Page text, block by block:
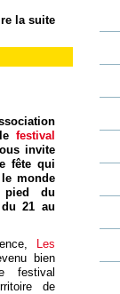
la suite
festival
invite
fête qui
monde
pied du
21 au
Les
bien
festival
de